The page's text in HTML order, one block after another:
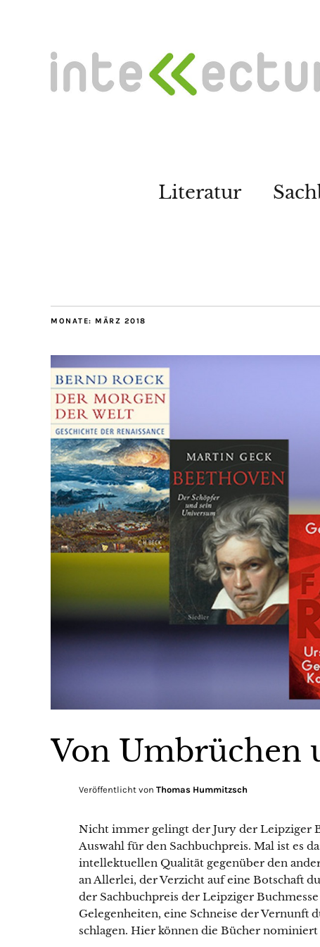
Literatur
MONATE: MÄRZ 2018
Von Umbrüchen
Veröffentlicht von Thomas Hummitzsch
Nicht immer gelingt der Jury der Leipziger
Auswahl für den Sachbuchpreis. Mal ist es
intellektuellen Qualität gegenüber den
an Allerlei, der Verzicht auf eine Botschaft
der Sachbuchpreis der Leipziger
Gelegenheiten, eine Schneise der Vernunft
schlagen. Hier können die Bücher